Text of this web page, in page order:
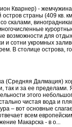
Кварнер) -
страны (409 кв.
скалами,
возможности для
и сотни укромных
В столице острова,
(Средняя Далмация)
так и за ее
этого
чистая вода и
– вот основные
всем
Макарска - в о...